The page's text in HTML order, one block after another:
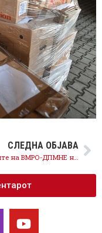
СЛЕДНА ОБЈАВА
Блокадите на ВМРО-ДПМНЕ на Собранието се на штета на граѓаните